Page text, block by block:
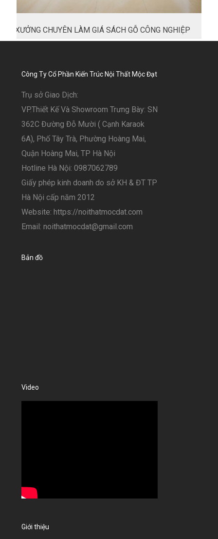
XƯỞNG CHUYÊN LÀM GIÁ SÁCH GỖ CÔNG NGHIỆP
Công Ty Cổ Phần Kiến Trúc Nội Thất Mộc Đạt
Trụ sở Giao Dịch:
VP.Thiết Kế Và Showroom Trưng Bày: SN
362C Đường Đỗ Mười ( Cạnh Karaok
6A), Phố Tây Trà, Phường Hoàng Mai,
Quận Hoàng Mai, TP Hà Nội
Hotline Hà Nội: 0987062789
Giấy phép kinh doanh do sở KH & ĐT TP
Hà Nội cấp năm 2012
Website: https://noithatmocdat.com
Email: noithatmocdat@gmail.com
Bản đồ
Video
Giới thiệu